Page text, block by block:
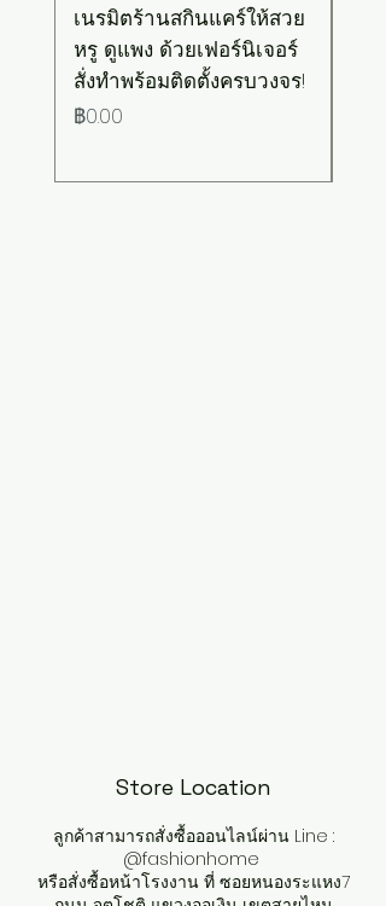
เนรมิตร้านสกินแคร์ให้สวย
หรู ดูแพง ด้วยเฟอร์นิเจอร์
สั่งทำพร้อมติดตั้งครบวงจร!
ราคา
฿0.00
Store Location
ลูกค้าสามารถสั่งซื้อออนไลน์ผ่าน Line :
@fashionhome
หรือสั่งซื้อหน้าโรงงาน ที่ ซอยหนองระแหง7